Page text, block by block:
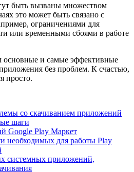
быть вызваны множеством
это может быть связано с
ограничениями для
или временными сбоями в работе
основные и самые эффективные
без проблем. К счастью,
просто.
со скачиванием приложений
шаги
Google Play Маркет
необходимых для работы Play
системных приложений,